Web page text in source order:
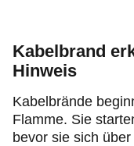
Kabelbrand
Hinweis
Kabelbrände
Flamme. Sie
bevor sie sich